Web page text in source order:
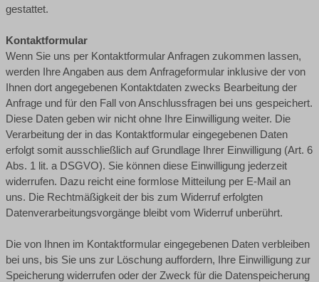
gestattet.
Kontaktformular
Wenn Sie uns per Kontaktformular Anfragen zukommen lassen,
werden Ihre Angaben aus dem Anfrageformular inklusive der von
Ihnen dort angegebenen Kontaktdaten zwecks Bearbeitung der
Anfrage und für den Fall von Anschlussfragen bei uns gespeichert.
Diese Daten geben wir nicht ohne Ihre Einwilligung weiter. Die
Verarbeitung der in das Kontaktformular eingegebenen Daten
erfolgt somit ausschließlich auf Grundlage Ihrer Einwilligung (Art. 6
Abs. 1 lit. a DSGVO). Sie können diese Einwilligung jederzeit
widerrufen. Dazu reicht eine formlose Mitteilung per E-Mail an
uns. Die Rechtmäßigkeit der bis zum Widerruf erfolgten
Datenverarbeitungsvorgänge bleibt vom Widerruf unberührt.
Die von Ihnen im Kontaktformular eingegebenen Daten verbleiben
bei uns, bis Sie uns zur Löschung auffordern, Ihre Einwilligung zur
Speicherung widerrufen oder der Zweck für die Datenspeicherung